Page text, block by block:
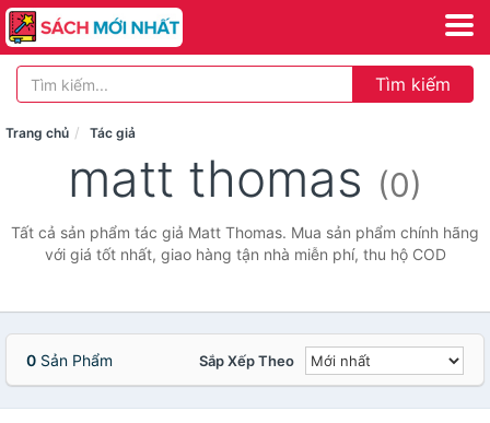
Tìm kiếm
Trang chủ Tác giả
matt thomas (0)
Tất cả sản phẩm tác giả Matt Thomas. Mua sản phẩm chính hãng
với giá tốt nhất, giao hàng tận nhà miễn phí, thu hộ COD
0 Sản Phẩm Sắp Xếp Theo